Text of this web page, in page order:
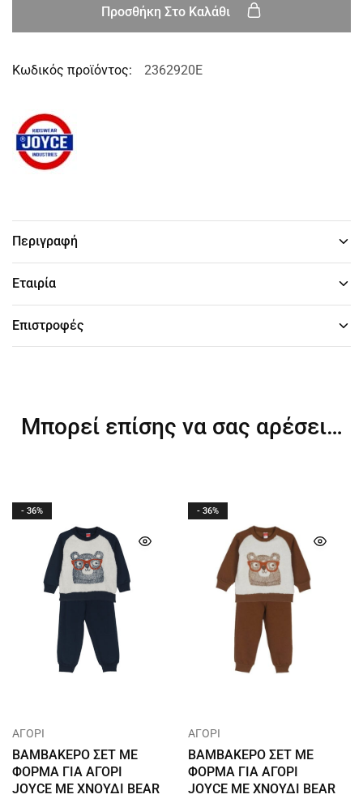
Προσθήκη Στο Καλάθι
Κωδικός προϊόντος: 2362920E
Περιγραφή
Εταιρία
Επιστροφές
Μπορεί επίσης να σας αρέσει…
- 36%
ΑΓΟΡΙ
ΒΑΜΒΑΚΕΡΟ ΣΕΤ ΜΕ
ΦΟΡΜΑ ΓΙΑ ΑΓΟΡΙ
JOYCE ΜΕ ΧΝΟΥΔΙ BEAR
- 36%
ΑΓΟΡΙ
ΒΑΜΒΑΚΕΡΟ ΣΕΤ ΜΕ
ΦΟΡΜΑ ΓΙΑ ΑΓΟΡΙ
JOYCE ΜΕ ΧΝΟΥΔΙ BEAR